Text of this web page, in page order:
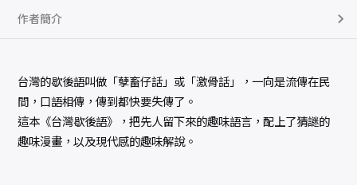
作者簡介
台灣的歇後語叫做「孽畜仔話」或「激骨話」，一向是流傳在民
間，口語相傳，傳到都快要失傳了。
這本《台灣歇後語》，把先人留下來的趣味語言，配上了猜謎的
趣味漫畫，以及現代感的趣味解說。